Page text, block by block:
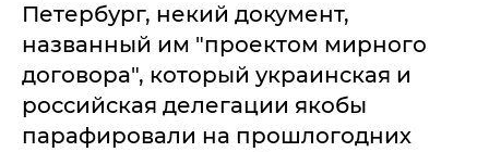
Петербург, некий документ,
названный им "проектом мирного
договора", который украинская и
российская делегации якобы
парафировали на прошлогодних